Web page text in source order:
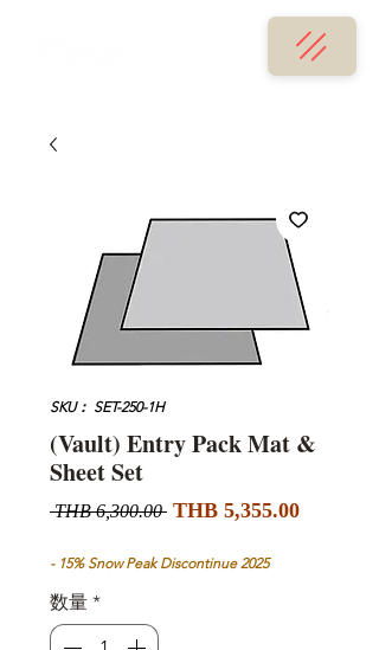
SKU： SET-250-1H
(Vault) Entry Pack Mat &
Sheet Set
THB 6,300.00 通
価
THB 5,355.00セ
- 15% Snow Peak Discontinue 2025
数量 *